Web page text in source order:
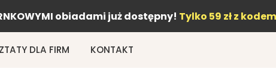
obiadami już dostępny! Tylko 59 zł z
DLA FIRM KONTAKT